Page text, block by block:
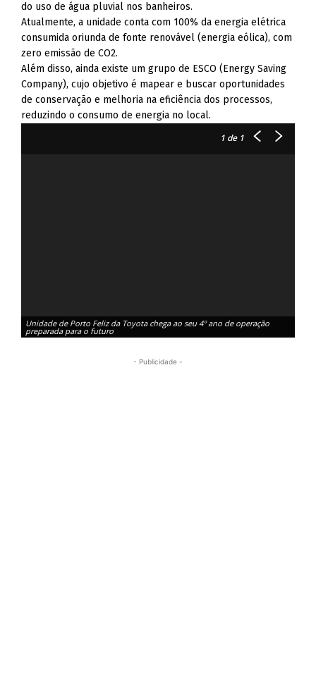
do uso de água pluvial nos banheiros.
Atualmente, a unidade conta com 100% da energia elétrica
consumida oriunda de fonte renovável (energia eólica), com
zero emissão de CO2.
Além disso, ainda existe um grupo de ESCO (Energy Saving
Company), cujo objetivo é mapear e buscar oportunidades
de conservação e melhoria na eficiência dos processos,
reduzindo o consumo de energia no local.
1de 1
Unidade de Porto Feliz da Toyota chega ao seu 4º ano de operação
preparada para o futuro
- Publicidade -